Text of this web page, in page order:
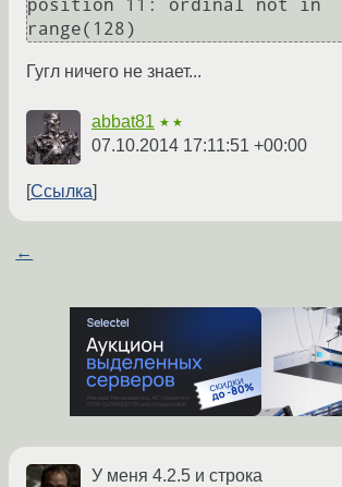
position 11: ordinal not in
range(128)
Гугл ничего не знает...
abbat81 ★★
07.10.2014 17:11:51 +00:00
Ссылка
←
У меня 4.2.5 и строка